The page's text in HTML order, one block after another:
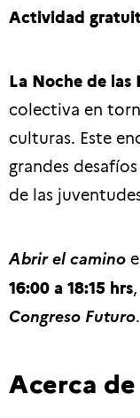
Actividad
La Noche de las
colectiva en
culturas. Este
grandes
de las
Abrir el camino
16:00 a 18:15 hrs
Congreso Futuro.
Acerca de